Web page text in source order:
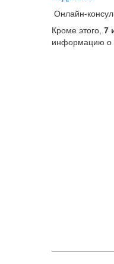
Онлайн-
Кроме этого, 7
информацию о